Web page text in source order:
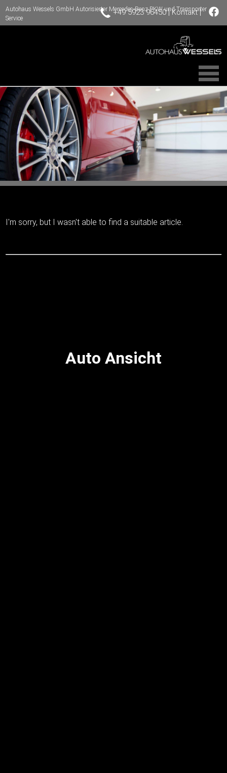
Autohaus Wessels GmbH Autorisierter Mercedes-Benz PKW und Transporter
Service
+49 5923 96450|Kontakt|
I'm sorry, but I wasn't able to find a suitable article.
Auto Ansicht